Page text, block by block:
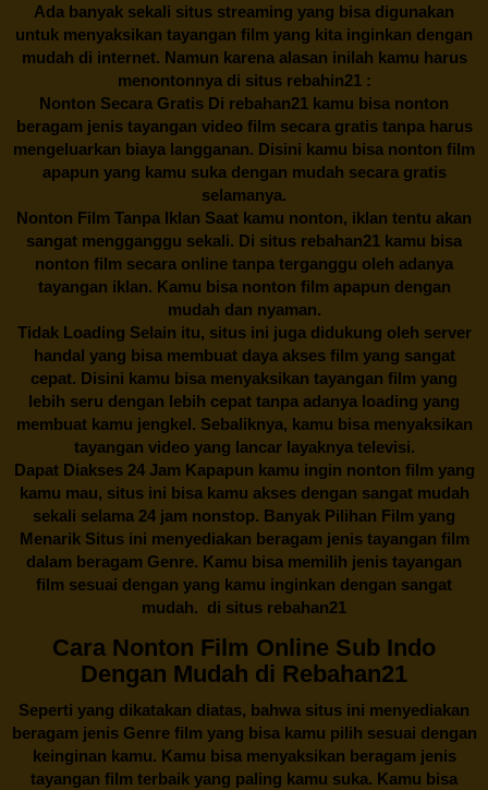
Ada banyak sekali situs streaming yang bisa digunakan
untuk menyaksikan tayangan film yang kita inginkan dengan
mudah di internet. Namun karena alasan inilah kamu harus
menontonnya di situs rebahin21 :
Nonton Secara Gratis Di rebahan21 kamu bisa nonton
beragam jenis tayangan video film secara gratis tanpa harus
mengeluarkan biaya langganan. Disini kamu bisa nonton film
apapun yang kamu suka dengan mudah secara gratis
selamanya.
Nonton Film Tanpa Iklan Saat kamu nonton, iklan tentu akan
sangat mengganggu sekali. Di situs rebahan21 kamu bisa
nonton film secara online tanpa terganggu oleh adanya
tayangan iklan. Kamu bisa nonton film apapun dengan
mudah dan nyaman.
Tidak Loading Selain itu, situs ini juga didukung oleh server
handal yang bisa membuat daya akses film yang sangat
cepat. Disini kamu bisa menyaksikan tayangan film yang
lebih seru dengan lebih cepat tanpa adanya loading yang
membuat kamu jengkel. Sebaliknya, kamu bisa menyaksikan
tayangan video yang lancar layaknya televisi.
Dapat Diakses 24 Jam Kapapun kamu ingin nonton film yang
kamu mau, situs ini bisa kamu akses dengan sangat mudah
sekali selama 24 jam nonstop. Banyak Pilihan Film yang
Menarik Situs ini menyediakan beragam jenis tayangan film
dalam beragam Genre. Kamu bisa memilih jenis tayangan
film sesuai dengan yang kamu inginkan dengan sangat
mudah. di situs rebahan21
Cara Nonton Film Online Sub Indo
Dengan Mudah di Rebahan21
Seperti yang dikatakan diatas, bahwa situs ini menyediakan
beragam jenis Genre film yang bisa kamu pilih sesuai dengan
keinginan kamu. Kamu bisa menyaksikan beragam jenis
tayangan film terbaik yang paling kamu suka. Kamu bisa